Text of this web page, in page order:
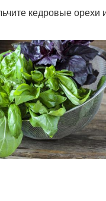
кедровые орехи